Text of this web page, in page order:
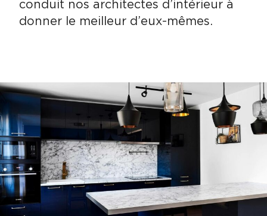
conduit nos architectes d’intérieur à
donner le meilleur d’eux-mêmes.